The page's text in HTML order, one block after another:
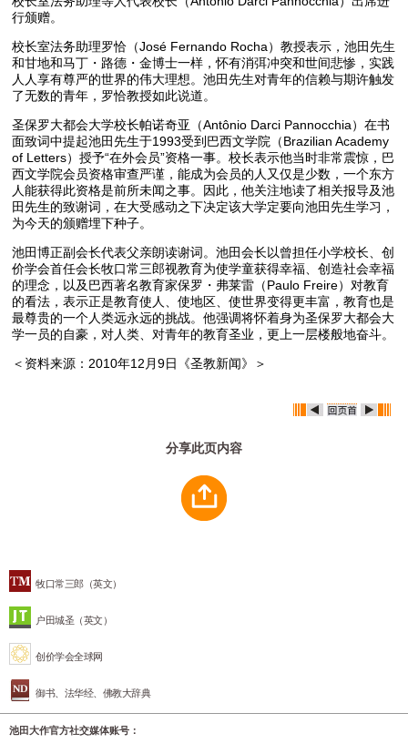
牧口常三郎（英文）
户田城圣（英文）
创价学会全球网
御书、法华经、佛教大辞典
池田大作官方社交媒体账号：
行颁赠。
校长室法务助理罗恰（José Fernando Rocha）教授表示，池田先生
和甘地和马丁・路德・金博士一样，怀有消弭冲突和世间悲惨，实践
人人享有尊严的世界的伟大理想。池田先生对青年的信赖与期许触发
了无数的青年，罗恰教授如此说道。
圣保罗大都会大学校长帕诺奇亚（Antônio Darci Pannocchia）在书
面致词中提起池田先生于1993受到巴西文学院（Brazilian Academy
of Letters）授予“在外会员”资格一事。校长表示他当时非常震惊，巴
西文学院会员资格审查严谨，能成为会员的人又仅是少数，一个东方
人能获得此资格是前所未闻之事。因此，他关注地读了相关报导及池
田先生的致谢词，在大受感动之下决定该大学定要向池田先生学习，
为今天的颁赠埋下种子。
池田博正副会长代表父亲朗读谢词。池田会长以曾担任小学校长、创
价学会首任会长牧口常三郎视教育为使学童获得幸福、创造社会幸福
的理念，以及巴西著名教育家保罗・弗莱雷（Paulo Freire）对教育
的看法，表示正是教育使人、使地区、使世界变得更丰富，教育也是
最尊贵的一个人类远永远的挑战。他强调将怀着身为圣保罗大都会大
学一员的自豪，对人类、对青年的教育圣业，更上一层楼般地奋斗。
＜资料来源：2010年12月9日《圣教新闻》＞
分享此页内容